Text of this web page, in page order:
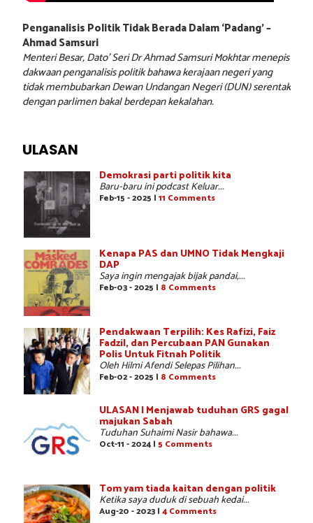
Penganalisis Politik Tidak Berada Dalam ‘Padang’ –
Ahmad Samsuri
Menteri Besar, Dato’ Seri Dr Ahmad Samsuri Mokhtar menepis
dakwaan penganalisis politik bahawa kerajaan negeri yang
tidak membubarkan Dewan Undangan Negeri (DUN) serentak
dengan parlimen bakal berdepan kekalahan.
ULASAN
Demokrasi parti politik kita
Baru-baru ini podcast Keluar...
Feb-15 - 2025 | 11 Comments
Kenapa PAS dan UMNO Tidak Mengkaji
DAP
Saya ingin mengajak bijak pandai,...
Feb-03 - 2025 | 8 Comments
Pendakwaan Terpilih: Kes Rafizi, Faiz
Fadzil, dan Percubaan PAN Gunakan
Polis Untuk Fitnah Politik
Oleh Hilmi Afendi Selepas Pilihan...
Feb-02 - 2025 | 8 Comments
ULASAN | Menjawab tuduhan GRS gagal
majukan Sabah
Tuduhan Suhaimi Nasir bahawa...
Oct-11 - 2024 | 5 Comments
Tom yam tiada kaitan dengan politik
Ketika saya duduk di sebuah kedai...
Aug-20 - 2023 | 4 Comments